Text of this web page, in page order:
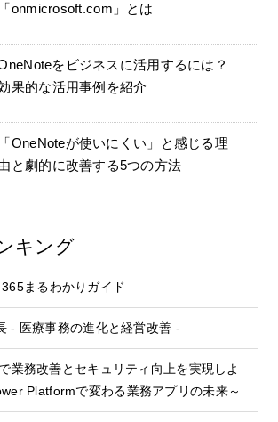
「onmicrosoft.com」とは
をビジネスに活用するには？
果的な活用事例を紹介
「OneNoteが使いにくい」と感じる理
と劇的に改善する5つの方法
キング
まるわかりガイド
- 医療事務の進化と経営改善 -
業務改善とセキュリティ向上を実現しよ
Platformで変わる業務アプリの未来～